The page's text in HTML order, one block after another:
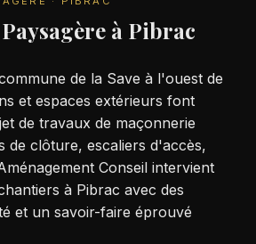
à Pibrac
de la Save à l'ouest de
et espaces extérieurs font
de travaux de maçonnerie
de clôture, escaliers d'accès,
Conseil intervient
à Pibrac avec des
et un savoir-faire éprouvé